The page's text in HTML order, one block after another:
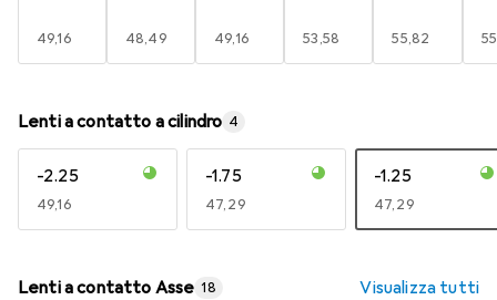
EUR
49,16 EUR
48,49 EUR
49,16 EUR
53,58 EUR
55,82
Lenti a contatto a cilindro 4
-2.25
EUR
49,16
-1.75
EUR
47,29
-1.25
EUR
47,29
Lenti a contatto Asse 18 Visualizza tutti